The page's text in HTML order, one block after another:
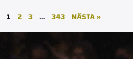
1 2 3 … 343 NÄSTA »